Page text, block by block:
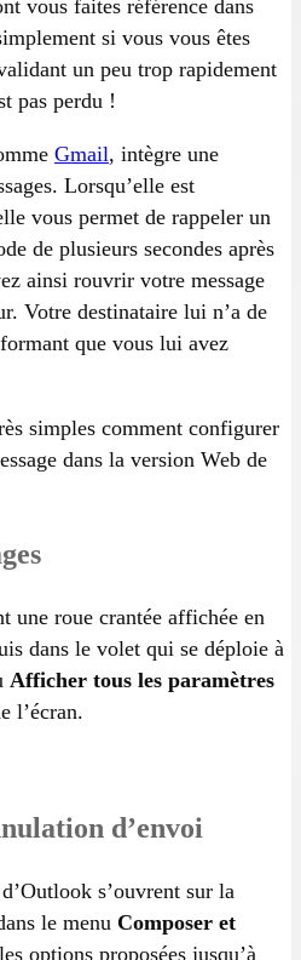
vous faites référence dans
si vous vous êtes
un peu trop rapidement
pas perdu !
Gmail, intègre une
Lorsqu’elle est
vous permet de rappeler un
de plusieurs secondes après
ainsi rouvrir votre message
Votre destinataire lui n’a de
que vous lui avez
simples comment configurer
dans la version Web de
une roue crantée affichée en
dans le volet qui se déploie à
Afficher tous les paramètres
l’écran.
d’envoi
s’ouvrent sur la
le menu Composer et
options proposées jusqu’à